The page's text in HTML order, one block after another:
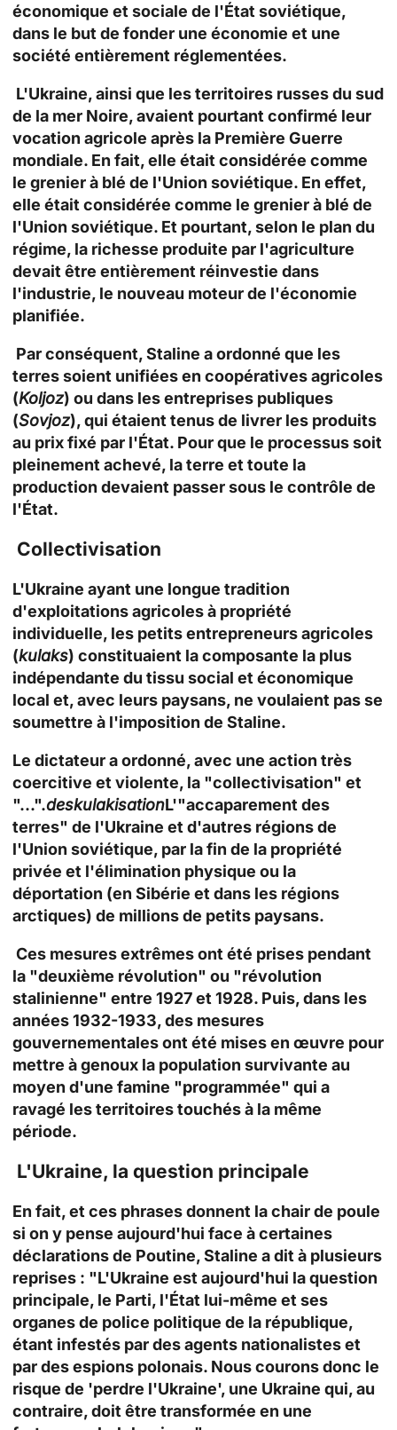
économique et sociale de l'État soviétique,
dans le but de fonder une économie et une
société entièrement réglementées.
L'Ukraine, ainsi que les territoires russes du sud
de la mer Noire, avaient pourtant confirmé leur
vocation agricole après la Première Guerre
mondiale. En fait, elle était considérée comme
le grenier à blé de l'Union soviétique. En effet,
elle était considérée comme le grenier à blé de
l'Union soviétique. Et pourtant, selon le plan du
régime, la richesse produite par l'agriculture
devait être entièrement réinvestie dans
l'industrie, le nouveau moteur de l'économie
planifiée.
Par conséquent, Staline a ordonné que les
terres soient unifiées en coopératives agricoles
(Koljoz) ou dans les entreprises publiques
(Sovjoz), qui étaient tenus de livrer les produits
au prix fixé par l'État. Pour que le processus soit
pleinement achevé, la terre et toute la
production devaient passer sous le contrôle de
l'État.
Collectivisation
L'Ukraine ayant une longue tradition
d'exploitations agricoles à propriété
individuelle, les petits entrepreneurs agricoles
(kulaks) constituaient la composante la plus
indépendante du tissu social et économique
local et, avec leurs paysans, ne voulaient pas se
soumettre à l'imposition de Staline.
Le dictateur a ordonné, avec une action très
coercitive et violente, la "collectivisation" et
"...".deskulakisationL'"accaparement des
terres" de l'Ukraine et d'autres régions de
l'Union soviétique, par la fin de la propriété
privée et l'élimination physique ou la
déportation (en Sibérie et dans les régions
arctiques) de millions de petits paysans.
Ces mesures extrêmes ont été prises pendant
la "deuxième révolution" ou "révolution
stalinienne" entre 1927 et 1928. Puis, dans les
années 1932-1933, des mesures
gouvernementales ont été mises en œuvre pour
mettre à genoux la population survivante au
moyen d'une famine "programmée" qui a
ravagé les territoires touchés à la même
période.
L'Ukraine, la question principale
En fait, et ces phrases donnent la chair de poule
si on y pense aujourd'hui face à certaines
déclarations de Poutine, Staline a dit à plusieurs
reprises : "L'Ukraine est aujourd'hui la question
principale, le Parti, l'État lui-même et ses
organes de police politique de la république,
étant infestés par des agents nationalistes et
par des espions polonais. Nous courons donc le
risque de 'perdre l'Ukraine', une Ukraine qui, au
contraire, doit être transformée en une